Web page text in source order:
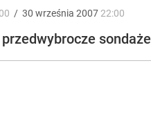
/ 30 września 2007 22:00
sondaże